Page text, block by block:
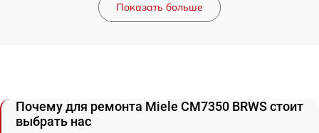
Показать больше
Почему для ремонта Miele CM7350 BRWS стоит
выбрать нас